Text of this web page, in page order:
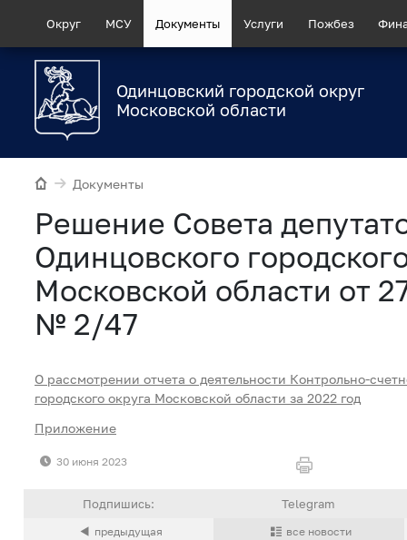
Округ МСУ Документы Услуги Пожбез
Одинцовский городской округ
Московской области
Документы
Рeшение Совета
Одинцовского
Московской области от
№ 2/47
О рассмотрении отчета о деятельности Контрольно-
городского округа Московской области за 2022 год
Приложение
30 июня 2023